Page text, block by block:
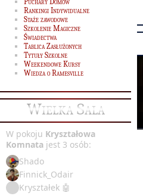
Rankingi Indywidualne
Staże zawodowe
Szkolenie Magiczne
Świadectwa
Tablica Zasłużonych
Tytuły Szkolne
Weekendowe Kursy
Wiedza o Ramesville
Wielka Sala
W pokoju Kryształowa
Komnata jest 3 osób:
Shado
Finnick_Odair
Kryształek 🤖